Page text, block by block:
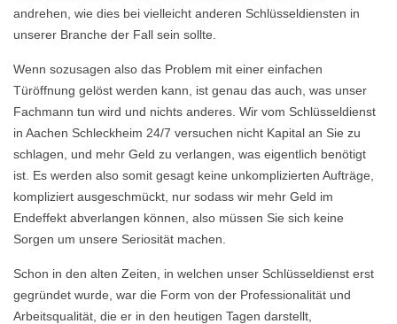
andrehen, wie dies bei vielleicht anderen Schlüsseldiensten in
unserer Branche der Fall sein sollte.
Wenn sozusagen also das Problem mit einer einfachen
Türöffnung gelöst werden kann, ist genau das auch, was unser
Fachmann tun wird und nichts anderes. Wir vom Schlüsseldienst
in Aachen Schleckheim 24/7 versuchen nicht Kapital an Sie zu
schlagen, und mehr Geld zu verlangen, was eigentlich benötigt
ist. Es werden also somit gesagt keine unkomplizierten Aufträge,
kompliziert ausgeschmückt, nur sodass wir mehr Geld im
Endeffekt abverlangen können, also müssen Sie sich keine
Sorgen um unsere Seriosität machen.
Schon in den alten Zeiten, in welchen unser Schlüsseldienst erst
gegründet wurde, war die Form von der Professionalität und
Arbeitsqualität, die er in den heutigen Tagen darstellt,